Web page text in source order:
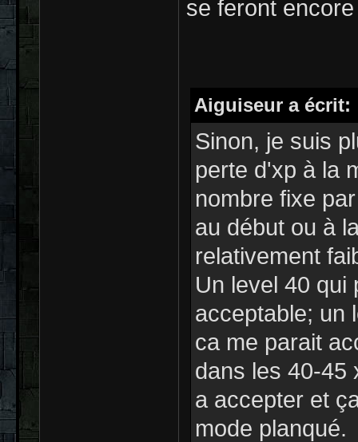
se feront
Aiguiseur a écrit:
Sinon, je suis
perte d'xp à la
nombre fixe
au début ou à
relativement
Un level 40 qui
acceptable; un
ca me parait
dans les 40-45
a accepter et
mode planqué.